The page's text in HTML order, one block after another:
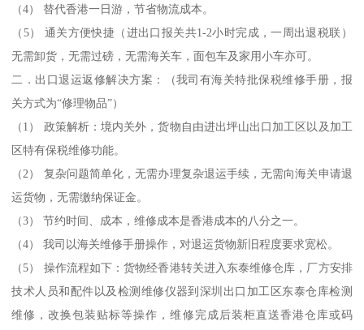
（4） 替代香港一日游，节省物流成本。
（5） 通关方便快捷（进出口报关共1-2小时完成，一周出退税联）
无需卸货，无需过磅，无需海关车，面包车及家用小车亦可。
二．出口退运返修解决方案：（我司有海关特批保税维修手册，报
关方式为“修理物品”）
（1） 政策解析：境内关外，货物自由进出坪山出口加工区以及加工
区特有保税维修功能。
（2） 复杂问题简单化，无需办理复杂退运手续，无需向海关申请退
运货物，无需缴纳保证金。
（3） 节约时间、成本，维修成本是香港成本的八分之一。
（4） 我司以海关维修手册操作，对退运货物新旧程度要求宽松。
（5） 操作流程如下：货物经香港转关进入东泰维修仓库，厂方安排
技术人员和配件以及检测维修仪器到深圳出口加工区东泰仓库检测
维修，改换包装贴标等操作，维修完成后装柜直送香港仓库或码